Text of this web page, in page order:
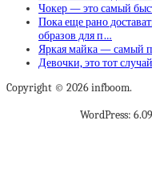
Чокер — это самый
Пока еще рано
образов для п…
Яркая майка — самый
Девочки, это тот
Copyright © 2026 infboom.
WordPress: